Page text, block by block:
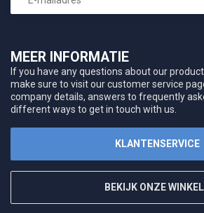
MEER INFORMATIE
If you have any questions about our
make sure to visit our customer service
company details, answers to frequently
different ways to get in touch with us.
KLANTENSERVICE
BEKIJK ONZE